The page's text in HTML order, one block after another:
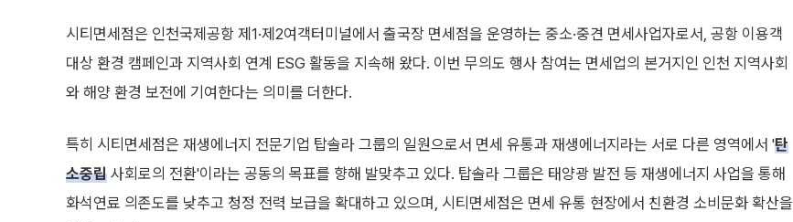
시티면세점은 인천국제공항 제1·제2여객터미널에서 출국장 면세점을 운영하는 중소·중견 면세사업자로서, 공항 이용객
대상 환경 캠페인과 지역사회 연계 ESG 활동을 지속해 왔다. 이번 무의도 행사 참여는 면세업의 본거지인 인천 지역사회
와 해양 환경 보전에 기여한다는 의미를 더한다.
특히 시티면세점은 재생에너지 전문기업 탑솔라 그룹의 일원으로서 면세 유통과 재생에너지라는 서로 다른 영역에서 '탄
소중립 사회로의 전환'이라는 공동의 목표를 향해 발맞추고 있다. 탑솔라 그룹은 태양광 발전 등 재생에너지 사업을 통해
화석연료 의존도를 낮추고 청정 전력 보급을 확대하고 있으며, 시티면세점은 면세 유통 현장에서 친환경 소비문화 확산을